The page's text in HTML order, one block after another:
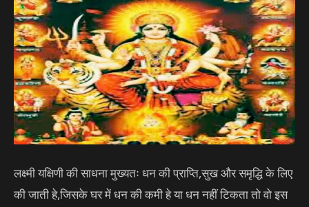
लक्ष्मी यक्षिणी की साधना मुख्यतः धन की प्राप्ति,सुख और समृद्धि के लिए
की जाती हे,जिसके घर में धन की कमी हे या धन नहीं टिकता तो वो इस